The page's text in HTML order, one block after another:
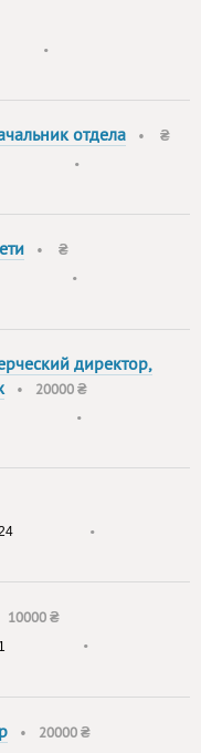
•
отдела • ₴
•
• ₴
•
директор,
• 20000 ₴
•
•
10000 ₴
•
• 20000 ₴